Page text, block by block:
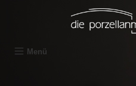
Zum Hauptinhalt springen
Menü